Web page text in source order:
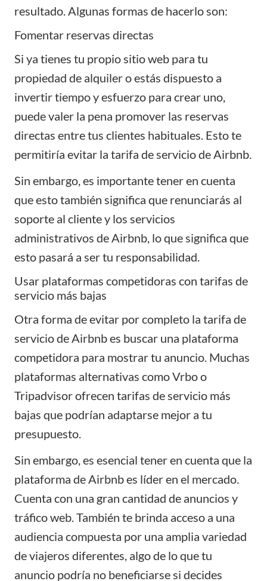
resultado. Algunas formas de hacerlo son:
Fomentar reservas directas
Si ya tienes tu propio sitio web para tu
propiedad de alquiler o estás dispuesto a
invertir tiempo y esfuerzo para crear uno,
puede valer la pena promover las reservas
directas entre tus clientes habituales. Esto te
permitiría evitar la tarifa de servicio de Airbnb.
Sin embargo, es importante tener en cuenta
que esto también significa que renunciarás al
soporte al cliente y los servicios
administrativos de Airbnb, lo que significa que
esto pasará a ser tu responsabilidad.
Usar plataformas competidoras con tarifas de
servicio más bajas
Otra forma de evitar por completo la tarifa de
servicio de Airbnb es buscar una plataforma
competidora para mostrar tu anuncio. Muchas
plataformas alternativas como Vrbo o
Tripadvisor ofrecen tarifas de servicio más
bajas que podrían adaptarse mejor a tu
presupuesto.
Sin embargo, es esencial tener en cuenta que la
plataforma de Airbnb es líder en el mercado.
Cuenta con una gran cantidad de anuncios y
tráfico web. También te brinda acceso a una
audiencia compuesta por una amplia variedad
de viajeros diferentes, algo de lo que tu
anuncio podría no beneficiarse si decides